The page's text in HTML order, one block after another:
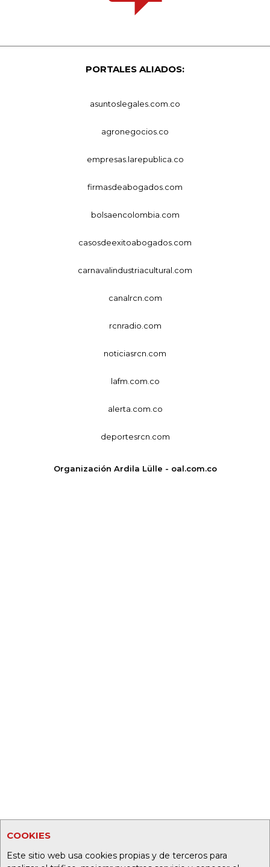
COOKIES
Este sitio web usa cookies propias y de terceros para
PORTALES ALIADOS:
asuntoslegales.com.co
agronegocios.co
empresas.larepublica.co
firmasdeabogados.com
bolsaencolombia.com
casosdeexitoabogados.com
carnavalindustriacultural.com
canalrcn.com
rcnradio.com
noticiasrcn.com
lafm.com.co
alerta.com.co
deportesrcn.com
Organización Ardila Lülle - oal.com.co